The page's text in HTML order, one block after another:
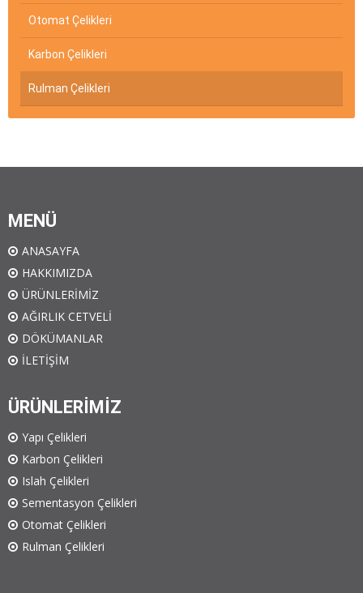
Otomat Çelikleri
Karbon Çelikleri
Rulman Çelikleri
MENÜ
ANASAYFA
HAKKIMIZDA
ÜRÜNLERİMİZ
AĞIRLIK CETVELİ
DÖKÜMANLAR
İLETİŞİM
ÜRÜNLERİMİZ
Yapı Çelikleri
Karbon Çelikleri
Islah Çelikleri
Sementasyon Çelikleri
Otomat Çelikleri
Rulman Çelikleri